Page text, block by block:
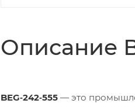
Описание
BEG‑242‑555 — это